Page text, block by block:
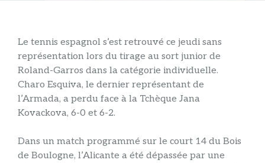
Le tennis espagnol s’est retrouvé ce jeudi sans
représentation lors du tirage au sort junior de
Roland-Garros dans la catégorie individuelle.
Charo Esquiva, le dernier représentant de
l’Armada, a perdu face à la Tchèque Jana
Kovackova, 6-0 et 6-2.
Dans un match programmé sur le court 14 du Bois
de Boulogne, l’Alicante a été dépassée par une